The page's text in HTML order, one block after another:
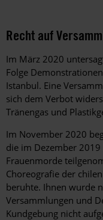
Recht auf
Im März 2020
Folge
Istanbul. Eine
sich dem Verbot
Tränengas und
Im November 2020
die im Dezember
Frauenmorde
Choreografie der
beruhte. Ihnen wurde
Versammlungen und
Kundgebung nicht